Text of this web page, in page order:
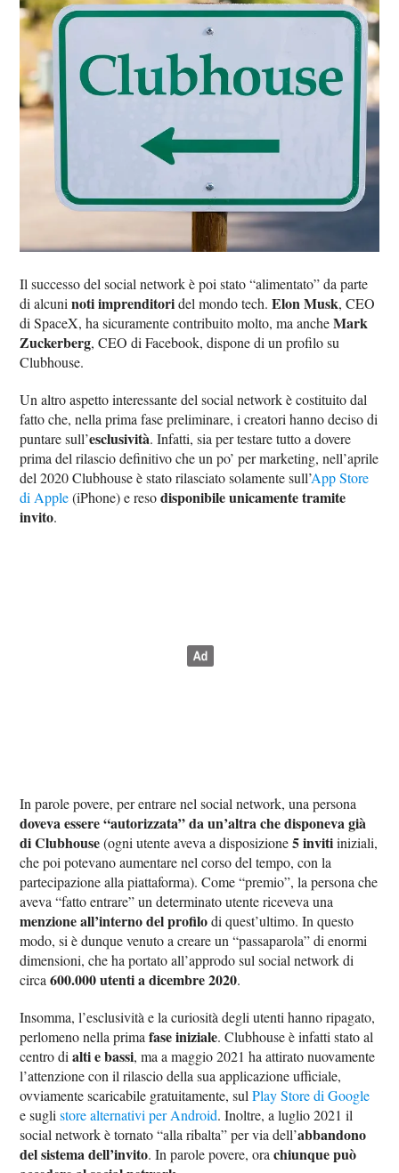
Il successo del social network è poi stato “alimentato” da parte
di alcuninoti imprenditoridel mondo tech.Elon Musk, CEO
di SpaceX, ha sicuramente contribuito molto, ma ancheMark
Zuckerberg, CEO di Facebook, dispone di un profilo su
Clubhouse.
Un altro aspetto interessante del social network è costituito dal
fatto che, nella prima fase preliminare, i creatori hanno deciso di
puntare sull’esclusività. Infatti, sia per testare tutto a dovere
prima del rilascio definitivo che un po’ per marketing, nell’aprile
del 2020 Clubhouse è stato rilasciato solamente sull’App Store
di Apple(iPhone) e resodisponibile unicamente tramite
invito.
In parole povere, per entrare nel social network, una persona
doveva essere “autorizzata” da un’altra che disponeva già
di Clubhouse(ogni utente aveva a disposizione5 invitiiniziali,
che poi potevano aumentare nel corso del tempo, con la
partecipazione alla piattaforma). Come “premio”, la persona che
aveva “fatto entrare” un determinato utente riceveva una
menzione all’interno del profilodi quest’ultimo. In questo
modo, si è dunque venuto a creare un “passaparola” di enormi
dimensioni, che ha portato all’approdo sul social network di
circa600.000 utenti a dicembre 2020.
Insomma, l’esclusività e la curiosità degli utenti hanno ripagato,
perlomeno nella primafase iniziale. Clubhouse è infatti stato al
centro dialti e bassi, ma a maggio 2021 ha attirato nuovamente
l’attenzione con il rilascio della sua applicazione ufficiale,
ovviamente scaricabile gratuitamente, sulPlay Store di Google
e suglistore alternativi per Android. Inoltre, a luglio 2021 il
social network è tornato “alla ribalta” per via dell’abbandono
del sistema dell’invito. In parole povere, orachiunque può